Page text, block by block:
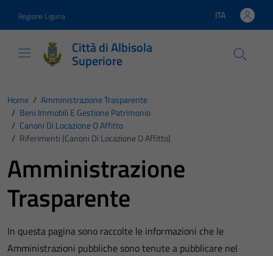
Regione Liguria Lingua attiva:
ITA
Città di Albisola
Superiore
Home / Amministrazione Trasparente
/ Beni Immobili E Gestione Patrimonio
/ Canoni Di Locazione O Affitto
/ Riferimenti (Canoni Di Locazione O Affitto)
Amministrazione
Trasparente
In questa pagina sono raccolte le informazioni che le
Amministrazioni pubbliche sono tenute a pubblicare nel